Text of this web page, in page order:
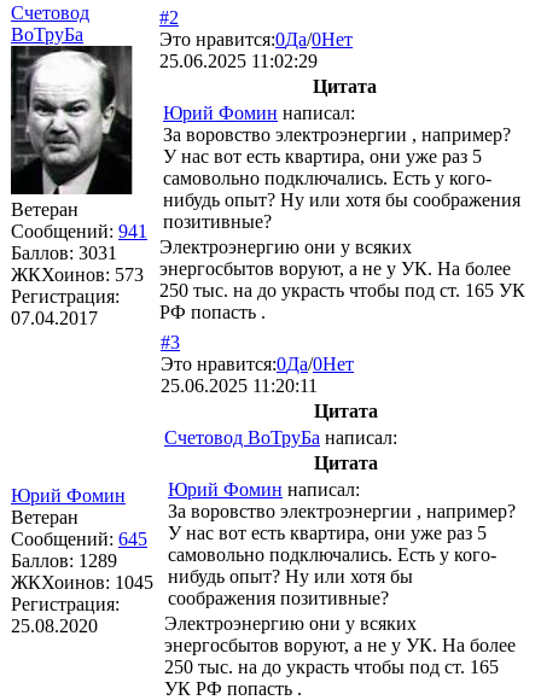
Счетовод
ВоТруБа
Ветеран
Сообщений: 941
Баллов: 3031
ЖКХоинов: 573
Регистрация:
07.04.2017
#2
Это нравится:0Да/0Нет
25.06.2025 11:02:29
Цитата
Юрий Фомин написал:
За воровство электроэнергии , например?
У нас вот есть квартира, они уже раз 5
самовольно подключались. Есть у кого-
нибудь опыт? Ну или хотя бы соображения
позитивные?
Электроэнергию они у всяких
энергосбытов воруют, а не у УК. На более
250 тыс. на до украсть чтобы под ст. 165 УК
РФ попасть .
Юрий Фомин
Ветеран
Сообщений: 645
Баллов: 1289
ЖКХоинов: 1045
Регистрация:
25.08.2020
#3
Это нравится:0Да/0Нет
25.06.2025 11:20:11
Цитата
Счетовод ВоТруБа написал:
Цитата
Юрий Фомин написал:
За воровство электроэнергии , например?
У нас вот есть квартира, они уже раз 5
самовольно подключались. Есть у кого-
нибудь опыт? Ну или хотя бы
соображения позитивные?
Электроэнергию они у всяких
энергосбытов воруют, а не у УК. На более
250 тыс. на до украсть чтобы под ст. 165
УК РФ попасть .